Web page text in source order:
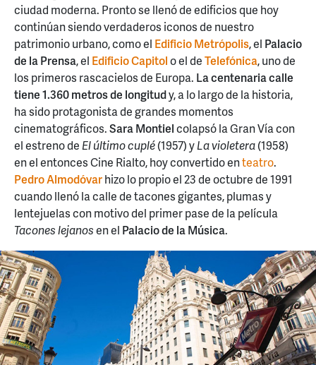
ciudad moderna. Pronto se llenó de edificios que hoy
continúan siendo verdaderos iconos de nuestro
patrimonio urbano, como el Edificio Metrópolis, el Palacio
de la Prensa, el Edificio Capitolo el deTelefónica, uno de
los primeros rascacielos de Europa. La centenaria calle
tiene 1.360 metros de longitudy, a lo largo de la historia,
ha sido protagonista de grandes momentos
cinematográficos.Sara Montielcolapsó la Gran Vía con
el estreno deEl último cuplé(1957) yLa violetera(1958)
en el entonces Cine Rialto, hoy convertido enteatro.
Pedro Almodóvarhizo lo propio el 23 de octubre de 1991
cuando llenó la calle de tacones gigantes, plumas y
lentejuelas con motivo del primer pase de la película
Tacones lejanosen el Palacio de la Música.